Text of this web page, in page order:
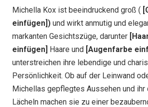
Michella Kox ist beeindruckend groß (
einfügen]) und wirkt anmutig und
markanten Gesichtszüge, darunter
einfügen] Haare und [Augenfarbe
unterstreichen ihre lebendige und
Persönlichkeit. Ob auf der Leinwand
Michellas gepflegtes Aussehen und ihr
Lächeln machen sie zu einer